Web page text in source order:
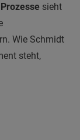
sieht
Wie Schmidt
steht,